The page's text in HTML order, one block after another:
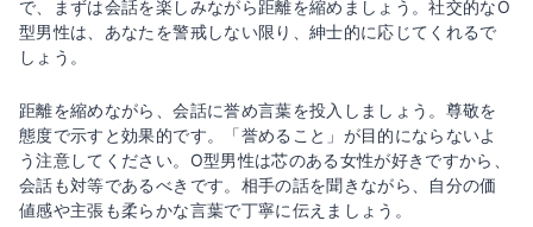
で、まずは会話を楽しみながら距離を縮めましょう。社交的なO
型男性は、あなたを警戒しない限り、紳士的に応じてくれるで
しょう。
距離を縮めながら、会話に誉め言葉を投入しましょう。尊敬を
態度で示すと効果的です。「誉めること」が目的にならないよ
う注意してください。O型男性は芯のある女性が好きですから、
会話も対等であるべきです。相手の話を聞きながら、自分の価
値感や主張も柔らかな言葉で丁寧に伝えましょう。